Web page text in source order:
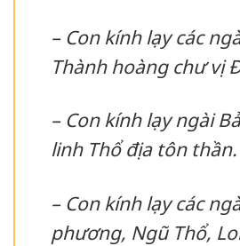
– Con kính lạy các
Thành hoàng chư vị
– Con kính lạy ngài
linh Thổ địa tôn thần.
– Con kính lạy các
phương, Ngũ Thổ,